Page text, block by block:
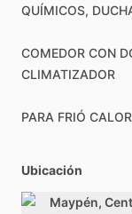
QUÍMICOS,
COMEDOR CON
CLIMATIZADOR
PARA FRIÓ CALOR
Ubicación